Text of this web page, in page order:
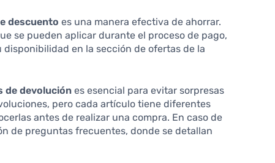
descuento es una manera efectiva de ahorrar.
se pueden aplicar durante el proceso de pago,
en la sección de ofertas de la
de devolución es esencial para evitar sorpresas
pero cada artículo tiene diferentes
antes de realizar una compra. En caso de
de preguntas frecuentes, donde se detallan